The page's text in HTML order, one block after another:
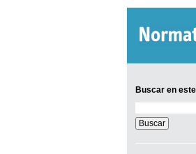
Buscar en
en
este
sitio: